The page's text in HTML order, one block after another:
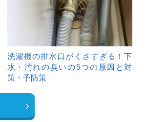
洗濯機の排水口がくさすぎる！下
水・汚れの臭いの5つの原因と対
策・予防策